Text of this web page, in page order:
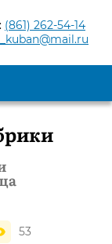
(861) 262-54-14
53